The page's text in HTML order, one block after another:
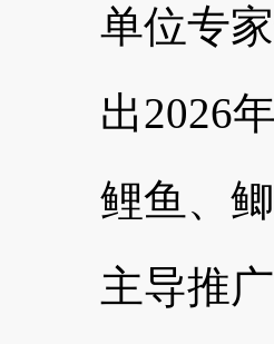
单位专
出2026
鲤鱼、
主导推